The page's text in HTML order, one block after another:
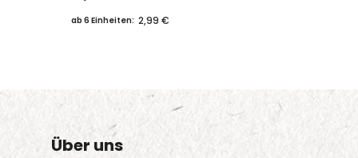
ab 6 Einheiten: 2,99 €
Über uns